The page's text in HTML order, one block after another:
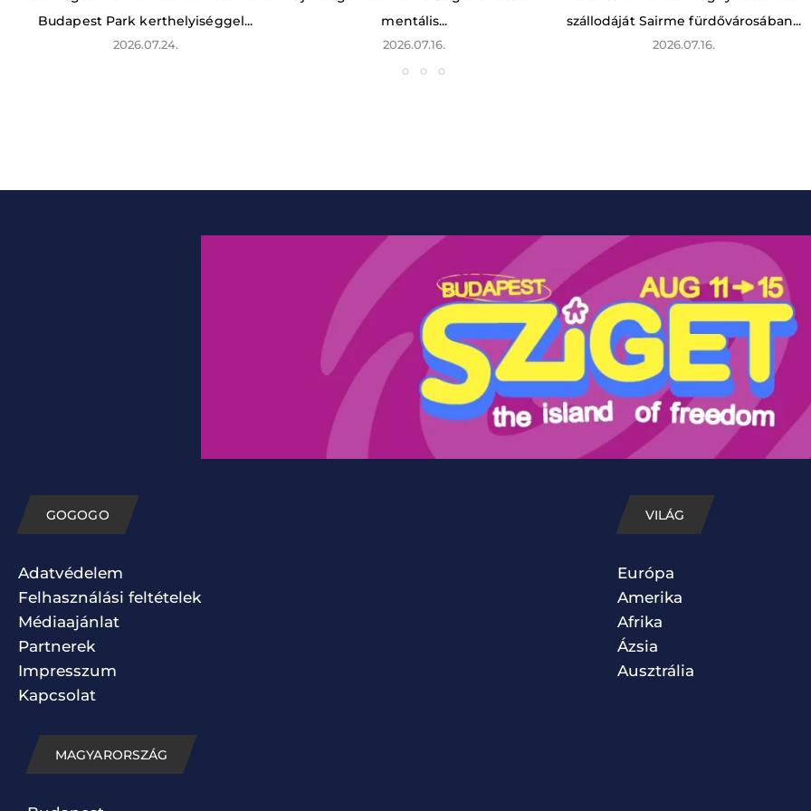
Budapest Park kerthelyiséggel...
2026.07.24.
mentális...
2026.07.16.
szállodáját Sairme fürdővárosában...
2026.07.16.
GOGOGO
Adatvédelem
Felhasználási feltételek
Médiaajánlat
Partnerek
Impresszum
Kapcsolat
MAGYARORSZÁG
VILÁG
Európa
Amerika
Afrika
Ázsia
Ausztrália